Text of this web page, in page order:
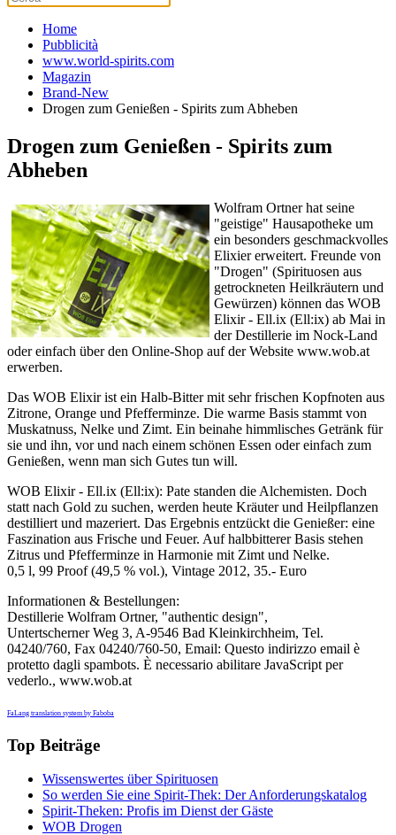
Home
Pubblicità
www.world-spirits.com
Magazin
Brand-New
Drogen zum Genießen - Spirits zum Abheben
Drogen zum Genießen - Spirits zum
Abheben
Wolfram Ortner hat seine
"geistige" Hausapotheke um
ein besonders geschmackvolles
Elixier erweitert. Freunde von
"Drogen" (Spirituosen aus
getrockneten Heilkräutern und
Gewürzen) können das WOB
Elixir - Ell.ix (Ell:ix) ab Mai in
der Destillerie im Nock-Land
oder einfach über den Online-Shop auf der Website www.wob.at
erwerben.
Das WOB Elixir ist ein Halb-Bitter mit sehr frischen Kopfnoten aus
Zitrone, Orange und Pfefferminze. Die warme Basis stammt von
Muskatnuss, Nelke und Zimt. Ein beinahe himmlisches Getränk für
sie und ihn, vor und nach einem schönen Essen oder einfach zum
Genießen, wenn man sich Gutes tun will.
WOB Elixir - Ell.ix (Ell:ix): Pate standen die Alchemisten. Doch
statt nach Gold zu suchen, werden heute Kräuter und Heilpflanzen
destilliert und mazeriert. Das Ergebnis entzückt die Genießer: eine
Faszination aus Frische und Feuer. Auf halbbitterer Basis stehen
Zitrus und Pfefferminze in Harmonie mit Zimt und Nelke.
0,5 l, 99 Proof (49,5 % vol.), Vintage 2012, 35.- Euro
Informationen & Bestellungen:
Destillerie Wolfram Ortner, "authentic design",
Untertscherner Weg 3, A-9546 Bad Kleinkirchheim, Tel.
04240/760, Fax 04240/760-50, Email: Questo indirizzo email è
protetto dagli spambots. È necessario abilitare JavaScript per
vederlo., www.wob.at
FaLang translation system by Faboba
Top Beiträge
Wissenswertes über Spirituosen
So werden Sie eine Spirit-Thek: Der Anforderungskatalog
Spirit-Theken: Profis im Dienst der Gäste
WOB Drogen